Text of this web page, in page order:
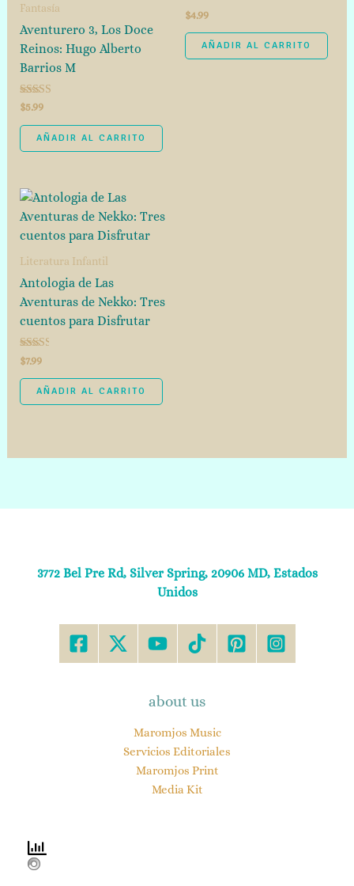
Fantasía
Aventurero 3, Los Doce
Reinos: Hugo Alberto
Barrios M
Valorado con
5.00
de 5
$5.99
AÑADIR AL CARRITO
$4.99
AÑADIR AL CARRITO
Literatura Infantil
Antologia de Las
Aventuras de Nekko: Tres
cuentos para Disfrutar
Valorado
con
2.50
de 5
$7.99
AÑADIR AL CARRITO
3772 Bel Pre Rd, Silver Spring, 20906 MD, Estados
Unidos
about us
Maromjos Music
Servicios Editoriales
Maromjos Print
Media Kit